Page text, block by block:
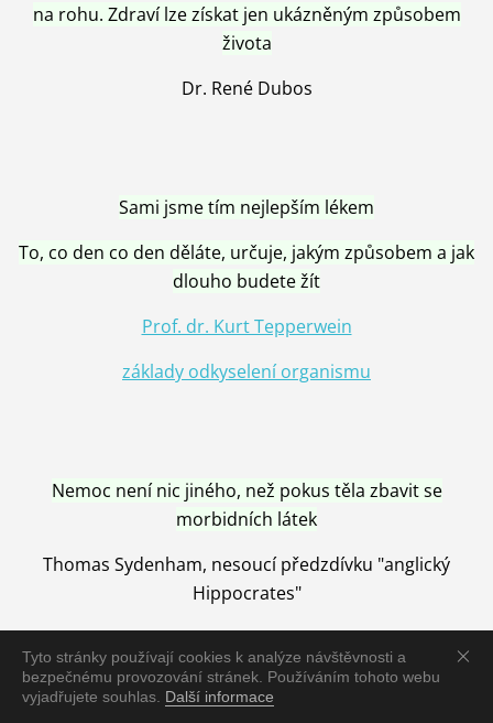
Tyto stránky používají cookies k analýze návštěvnosti a
bezpečnému provozování stránek. Používáním tohoto webu
vyjadřujete souhlas. Další informace
na rohu. Zdraví lze získat jen ukázněným způsobem
života
Dr. René Dubos
Sami jsme tím nejlepším lékem
To, co den co den děláte, určuje, jakým způsobem a jak
dlouho budete žít
Prof. dr. Kurt Tepperwein
základy odkyselení organismu
Nemoc není nic jiného, než pokus těla zbavit se
morbidních látek
Thomas Sydenham, nesoucí předzdívku "anglický
Hippocrates"
Nemoc je vyléčena jen pomocí Přírody, neutralizací a